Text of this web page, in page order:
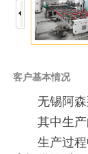
客户基本情况
无锡阿
其中生
生产过